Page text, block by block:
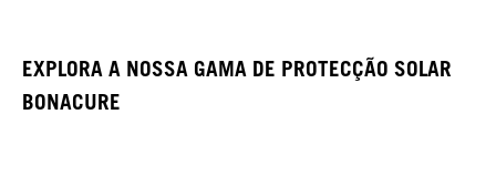
EXPLORA A NOSSA GAMA DE PROTECÇÃO SOLAR
BONACURE